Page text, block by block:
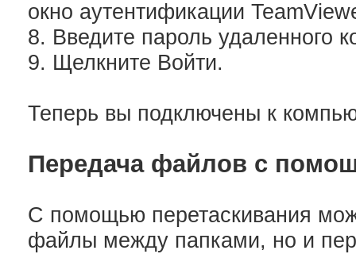
окно аутентификации
8. Введите пароль удаленного
9. Щелкните Войти.
Теперь вы подключены к
Передача файлов с
С помощью перетаскивания
файлы между папками, но и